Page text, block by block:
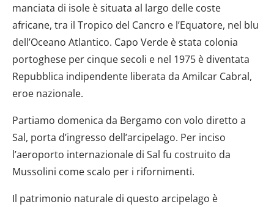
manciata di isole è situata al largo delle coste
africane, tra il Tropico del Cancro e l’Equatore, nel blu
dell’Oceano Atlantico. Capo Verde è stata colonia
portoghese per cinque secoli e nel 1975 è diventata
Repubblica indipendente liberata da Amilcar Cabral,
eroe nazionale.
Partiamo domenica da Bergamo con volo diretto a
Sal, porta d’ingresso dell’arcipelago. Per inciso
l’aeroporto internazionale di Sal fu costruito da
Mussolini come scalo per i rifornimenti.
Il patrimonio naturale di questo arcipelago è